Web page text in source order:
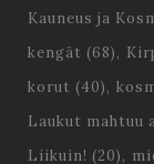
Kauneus ja
kengät (68)
korut (40)
Laukut mahtuu
Liikuin! (20)